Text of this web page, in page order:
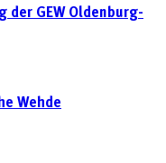
GEW Oldenburg-
Wehde